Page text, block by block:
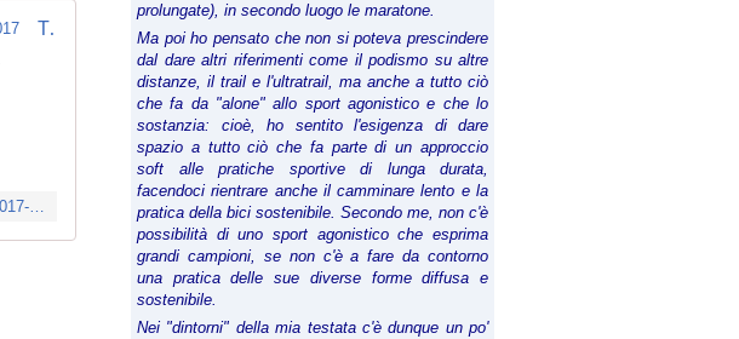
Trail della Ficuzza 2017 (10^ ed.). Si conclude in bellezza il Circuito Ecotrail Sicilia 2017
https://www.facebook.com/notes/ultramaratone-maratone-e-dintorni/trail-della-ficuzza-2017-10-ed-si-conclude-in-bellezza-il-circuito-ecotrail-sici/1709701369060189/
prolungate), in secondo luogo le maratone.
Ma poi ho pensato che non si poteva prescindere
dal dare altri riferimenti come il podismo su altre
distanze, il trail e l'ultratrail, ma anche a tutto ciò
che fa da "alone" allo sport agonistico e che lo
sostanzia: cioè, ho sentito l'esigenza di dare
spazio a tutto ciò che fa parte di un approccio
soft alle pratiche sportive di lunga durata,
facendoci rientrare anche il camminare lento e la
pratica della bici sostenibile. Secondo me, non c'è
possibilità di uno sport agonistico che esprima
grandi campioni, se non c'è a fare da contorno
una pratica delle sue diverse forme diffusa e
sostenibile.
Nei "dintorni" della mia testata c'è dunque un po'